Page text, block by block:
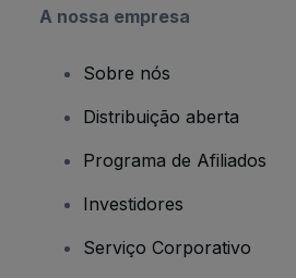
A nossa empresa
Sobre nós
Distribuição aberta
Programa de Afiliados
Investidores
Serviço Corporativo